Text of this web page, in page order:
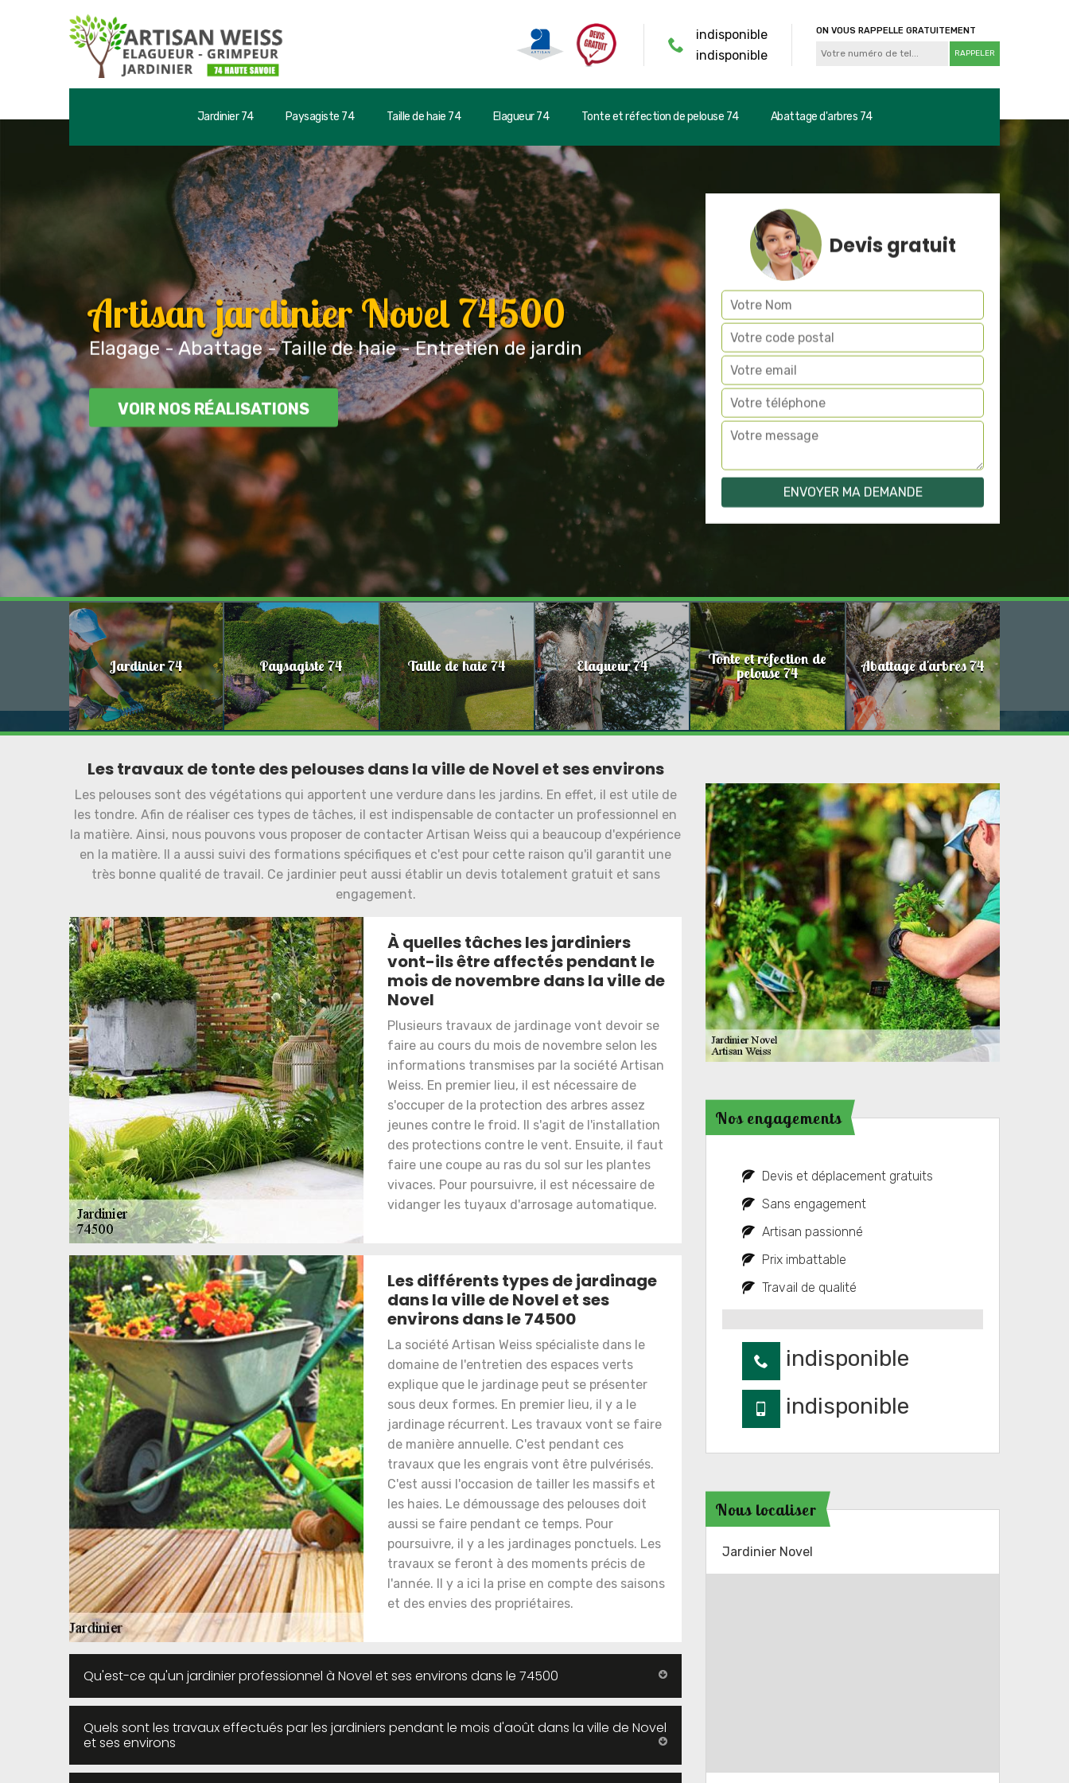
indisponible
indisponible
ON VOUS RAPPELLE GRATUITEMENT
Jardinier 74 Paysagiste 74 Taille de haie 74 Elagueur 74 Tonte et réfection de pelouse 74 Abattage d'arbres 74
Artisan jardinier Novel 74500
Elagage - Abattage - Taille de haie - Entretien de jardin
VOIR NOS RÉALISATIONS
Devis gratuit
Jardinier 74 Paysagiste 74 Taille de haie 74 Elagueur 74 Tonte et réfection de
pelouse 74 Abattage d'arbres 74
Les travaux de tonte des pelouses dans la ville de Novel et ses environs
Les pelouses sont des végétations qui apportent une verdure dans les jardins. En effet, il est utile de
les tondre. Afin de réaliser ces types de tâches, il est indispensable de contacter un professionnel en
la matière. Ainsi, nous pouvons vous proposer de contacter Artisan Weiss qui a beaucoup d'expérience
en la matière. Il a aussi suivi des formations spécifiques et c'est pour cette raison qu'il garantit une
très bonne qualité de travail. Ce jardinier peut aussi établir un devis totalement gratuit et sans
engagement.
À quelles tâches les jardiniers
vont-ils être affectés pendant le
mois de novembre dans la ville de
Novel
Plusieurs travaux de jardinage vont devoir se
faire au cours du mois de novembre selon les
informations transmises par la société Artisan
Weiss. En premier lieu, il est nécessaire de
s'occuper de la protection des arbres assez
jeunes contre le froid. Il s'agit de l'installation
des protections contre le vent. Ensuite, il faut
faire une coupe au ras du sol sur les plantes
vivaces. Pour poursuivre, il est nécessaire de
vidanger les tuyaux d'arrosage automatique.
Les différents types de jardinage
dans la ville de Novel et ses
environs dans le 74500
La société Artisan Weiss spécialiste dans le
domaine de l'entretien des espaces verts
explique que le jardinage peut se présenter
sous deux formes. En premier lieu, il y a le
jardinage récurrent. Les travaux vont se faire
de manière annuelle. C'est pendant ces
travaux que les engrais vont être pulvérisés.
C'est aussi l'occasion de tailler les massifs et
les haies. Le démoussage des pelouses doit
aussi se faire pendant ce temps. Pour
poursuivre, il y a les jardinages ponctuels. Les
travaux se feront à des moments précis de
l'année. Il y a ici la prise en compte des saisons
et des envies des propriétaires.
Qu'est-ce qu'un jardinier professionnel à Novel et ses environs dans le 74500
Quels sont les travaux effectués par les jardiniers pendant le mois d'août dans la ville de Novel
et ses environs
Nos engagements
Devis et déplacement gratuits
Sans engagement
Artisan passionné
Prix imbattable
Travail de qualité
indisponible
indisponible
Nous localiser
Jardinier Novel